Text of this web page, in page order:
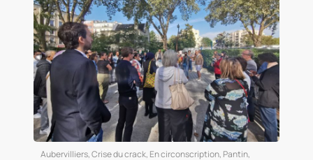
Aubervilliers,Crise du crack, En circonscription, Pantin,